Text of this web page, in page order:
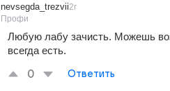
nevsegda_trezvii
Профи
2г
Любую лабу зачисть. Можешь
всегда есть.
0 Ответить